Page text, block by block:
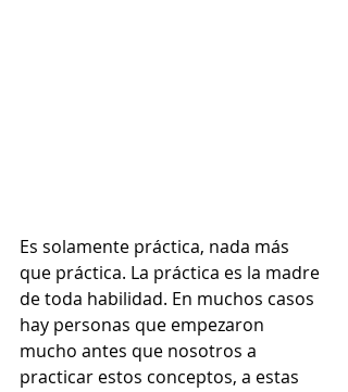
Es solamente práctica, nada más
que práctica. La práctica es la madre
de toda habilidad. En muchos casos
hay personas que empezaron
mucho antes que nosotros a
practicar estos conceptos, a estas